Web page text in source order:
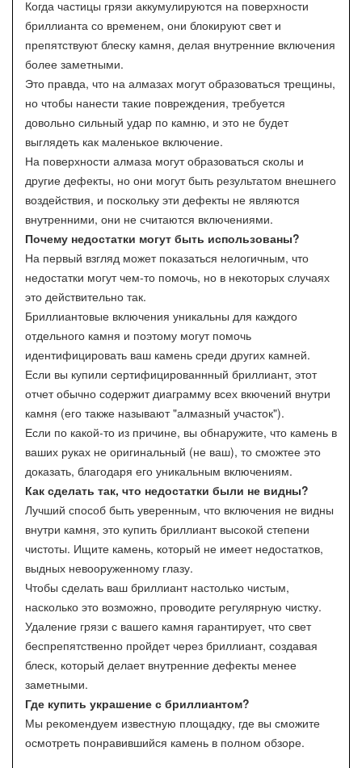
Когда частицы грязи аккумулируются на поверхности
бриллианта со временем, они блокируют свет и
препятствуют блеску камня, делая внутренние включения
более заметными.
Это правда, что на алмазах могут образоваться трещины,
но чтобы нанести такие повреждения, требуется
довольно сильный удар по камню, и это не будет
выглядеть как маленькое включение.
На поверхности алмаза могут образоваться сколы и
другие дефекты, но они могут быть результатом внешнего
воздействия, и поскольку эти дефекты не являются
внутренними, они не считаются включениями.
Почему недостатки могут быть использованы?
На первый взгляд может показаться нелогичным, что
недостатки могут чем-то помочь, но в некоторых случаях
это действительно так.
Бриллиантовые включения уникальны для каждого
отдельного камня и поэтому могут помочь
идентифицировать ваш камень среди других камней.
Если вы купили сертифицированнный бриллиант, этот
отчет обычно содержит диаграмму всех вкючений внутри
камня (его также называют "алмазный участок").
Если по какой-то из причине, вы обнаружите, что камень в
ваших руках не оригинальный (не ваш), то сможтее это
доказать, благодаря его уникальным включениям.
Как сделать так, что недостатки были не видны?
Лучший способ быть уверенным, что включения не видны
внутри камня, это купить бриллиант высокой степени
чистоты. Ищите камень, который не имеет недостатков,
выдных невооруженному глазу.
Чтобы сделать ваш бриллиант настолько чистым,
насколько это возможно, проводите регулярную чистку.
Удаление грязи с вашего камня гарантирует, что свет
беспрепятственно пройдет через бриллиант, создавая
блеск, который делает внутренние дефекты менее
заметными.
Где купить украшение с бриллиантом?
Мы рекомендуем известную площадку, где вы сможите
осмотреть понравившийся камень в полном обзоре.